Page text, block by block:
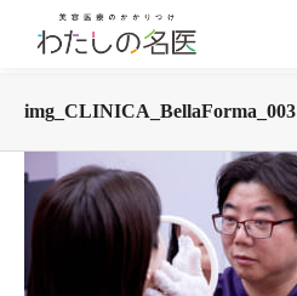
img_CLINICA_BellaForma_003